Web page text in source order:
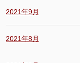
2021年9月
2021年8月